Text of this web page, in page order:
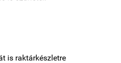
is raktárkészletre